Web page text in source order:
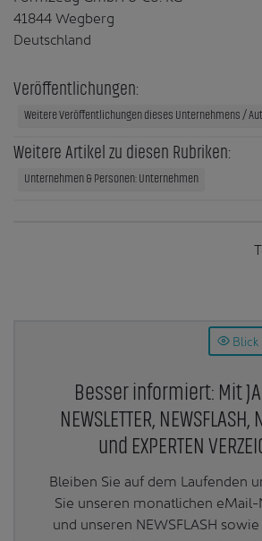
41844 Wegberg
Deutschland
Veröffentlichungen:
Weitere Veröffentlichungen dieses Unternehmens /
Weitere Artikel zu diesen Rubriken:
Unternehmen & Personen: Unternehmen
Blick
Besser informiert: Mit
NEWSLETTER, NEWSFLASH,
und EXPERTEN
Bleiben Sie auf dem Laufenden
Sie unseren monatlichen eMail-
und unseren NEWSFLASH sowie